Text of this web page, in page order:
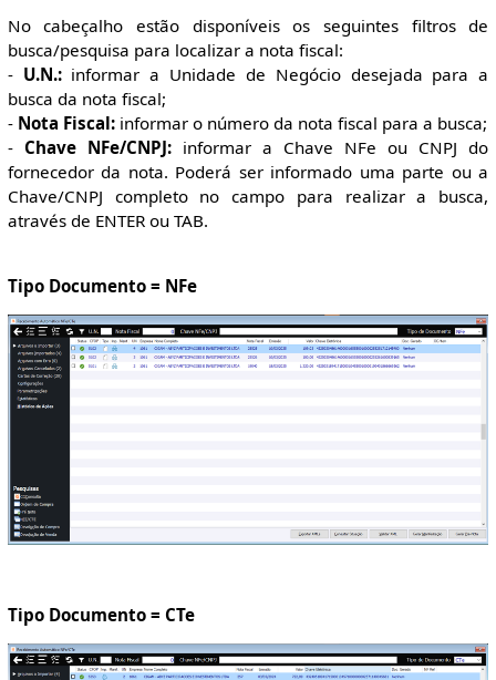
No cabeçalho estão disponíveis os seguintes filtros de
busca/pesquisa para localizar a nota fiscal:
- U.N.:informar a Unidade de Negócio desejada para a
busca da nota fiscal;
- Nota Fiscal:informar o número da nota fiscal para a busca;
- Chave NFe/CNPJ:informar a Chave NFe ou CNPJ do
fornecedor da nota. Poderá ser informado uma parte ou a
Chave/CNPJ completo no campo para realizar a busca,
através de ENTER ou TAB.
Tipo Documento = NFe
Tipo Documento = CTe